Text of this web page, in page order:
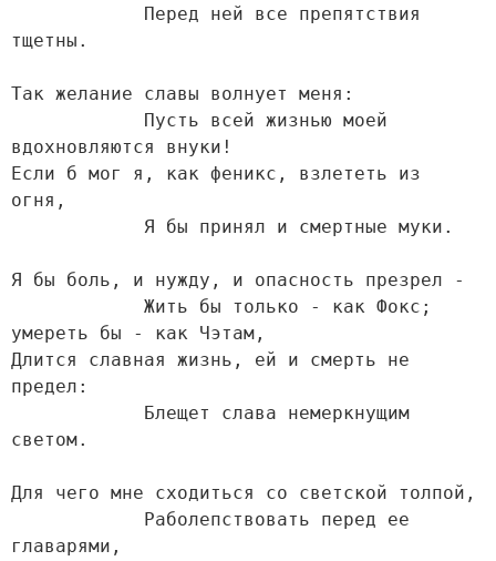
тщетны.
Так желание славы волнует меня:
вдохновляются внуки!
Если б мог я, как феникс, взлететь из
огня,
Я бы боль, и нужду, и опасность презрел -
умереть бы - как Чэтам,
Длится славная жизнь, ей и смерть не
предел:
светом.
Для чего мне сходиться со светской толпой,
главарями,